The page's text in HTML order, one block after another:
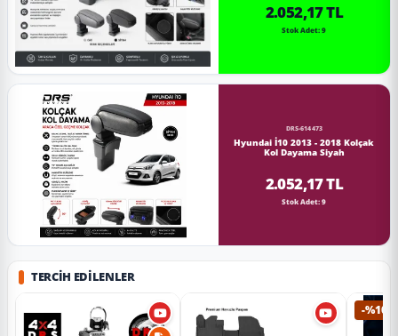
2.052,17 TL
Stok Adet: 9
DRS-614473
Hyundai İ10 2013 - 2018 Kolçak
Kol Dayama Siyah
2.052,17 TL
Stok Adet: 9
TERCIH EDILENLER
-%10